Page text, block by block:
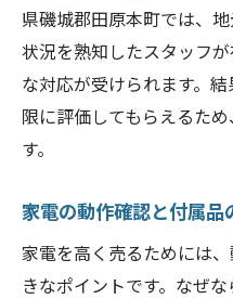
県磯城郡田原本町では、
状況を熟知したスタッフ
な対応が受けられます。
限に評価してもらえるた
す。
家電の動作確認と付属品
家電を高く売るためには
きなポイントです。なぜ